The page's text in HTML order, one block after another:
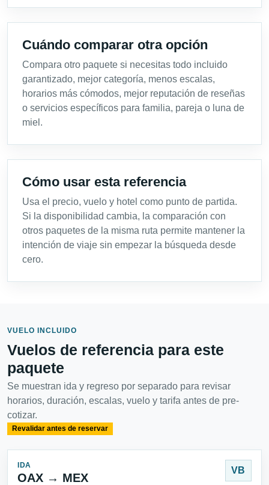
Cuándo comparar otra opción
Compara otro paquete si necesitas todo incluido
garantizado, mejor categoría, menos escalas,
horarios más cómodos, mejor reputación de reseñas
o servicios específicos para familia, pareja o luna de
miel.
Cómo usar esta referencia
Usa el precio, vuelo y hotel como punto de partida.
Si la disponibilidad cambia, la comparación con
otros paquetes de la misma ruta permite mantener la
intención de viaje sin empezar la búsqueda desde
cero.
VUELO INCLUIDO
Vuelos de referencia para este
paquete
Se muestran ida y regreso por separado para revisar
horarios, duración, escalas, vuelo y tarifa antes de pre-
cotizar.
Revalidar antes de reservar
IDA
OAX → MEX
VB